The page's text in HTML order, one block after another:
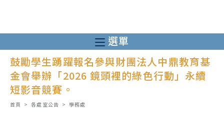
至
主
要
內
容
選單
鼓勵學生踴躍報名參與財團法人中鼎教育基
金會舉辦「2026 鏡頭裡的綠色行動」永續
短影音競賽。
首頁 > 各處室公告 > 學務處